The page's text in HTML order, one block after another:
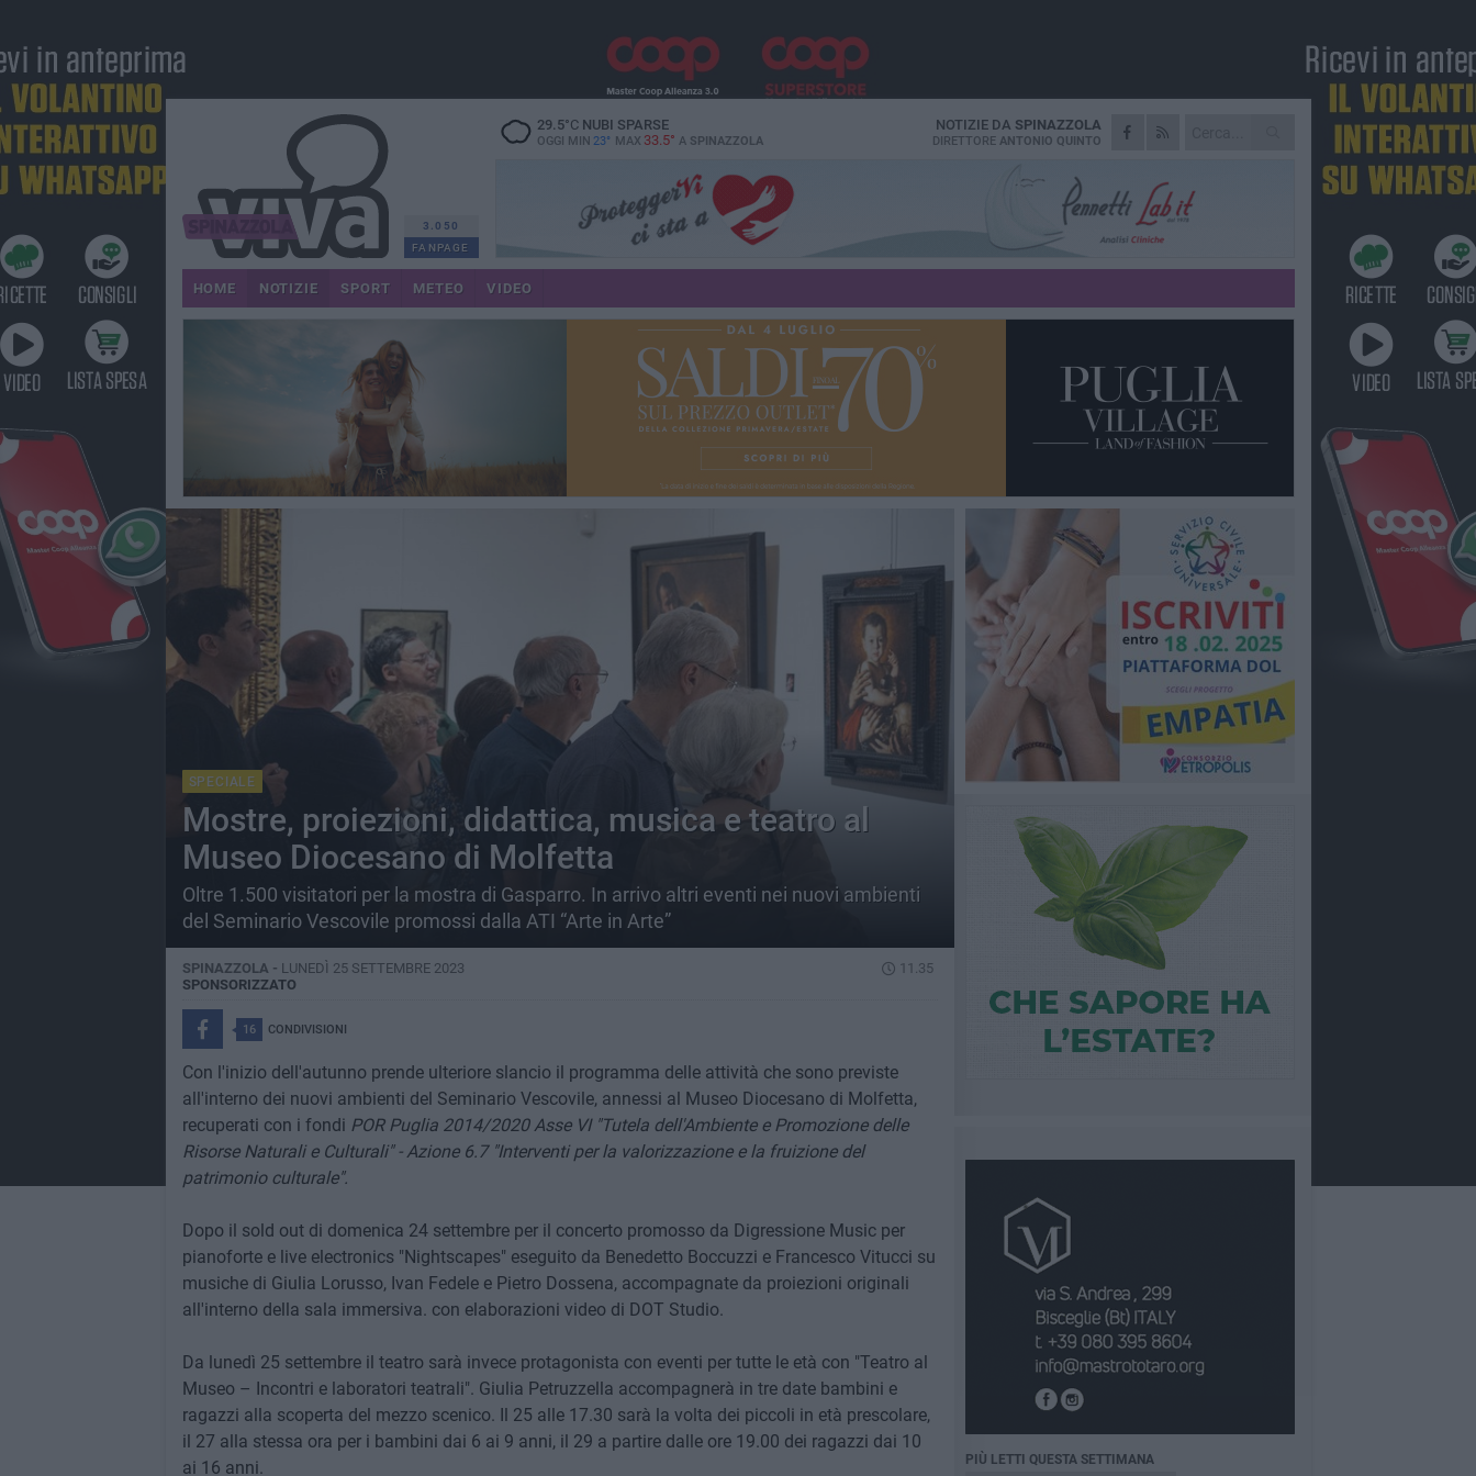
3.050
FANPAGE
29.5°CNUBI SPARSE
OGGI MIN 23° MAX 33.5° A SPINAZZOLA
NOTIZIE DA SPINAZZOLA
DIRETTORE ANTONIO QUINTO
HOME NOTIZIE SPORT METEO VIDEO
SPECIALE
Mostre, proiezioni, didattica, musica e teatro al
Museo Diocesano di Molfetta
Oltre 1.500 visitatori per la mostra di Gasparro. In arrivo altri eventi nei nuovi ambienti
del Seminario Vescovile promossi dalla ATI “Arte in Arte”
SPINAZZOLA - LUNEDÌ 25 SETTEMBRE 2023
11.35
SPONSORIZZATO
16 CONDIVISIONI
Con l'inizio dell'autunno prende ulteriore slancio il programma delle attività che sono previste
all'interno dei nuovi ambienti del Seminario Vescovile, annessi al Museo Diocesano di Molfetta,
recuperati con i fondi POR Puglia 2014/2020 Asse VI "Tutela dell'Ambiente e Promozione delle
Risorse Naturali e Culturali" - Azione 6.7 "Interventi per la valorizzazione e la fruizione del
patrimonio culturale".
Dopo il sold out di domenica 24 settembre per il concerto promosso da Digressione Music per
pianoforte e live electronics "Nightscapes" eseguito da Benedetto Boccuzzi e Francesco Vitucci su
musiche di Giulia Lorusso, Ivan Fedele e Pietro Dossena, accompagnate da proiezioni originali
all'interno della sala immersiva. con elaborazioni video di DOT Studio.
Da lunedì 25 settembre il teatro sarà invece protagonista con eventi per tutte le età con "Teatro al
Museo – Incontri e laboratori teatrali". Giulia Petruzzella accompagnerà in tre date bambini e
ragazzi alla scoperta del mezzo scenico. Il 25 alle 17.30 sarà la volta dei piccoli in età prescolare,
il 27 alla stessa ora per i bambini dai 6 ai 9 anni, il 29 a partire dalle ore 19.00 dei ragazzi dai 10
ai 16 anni.
PIÙ LETTI QUESTA SETTIMANA